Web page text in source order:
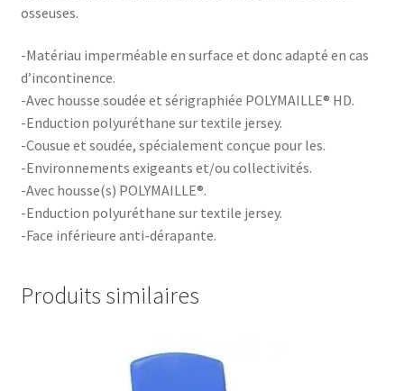
osseuses.
-Matériau imperméable en surface et donc adapté en cas
d’incontinence.
-Avec housse soudée et sérigraphiée POLYMAILLE® HD.
-Enduction polyuréthane sur textile jersey.
-Cousue et soudée, spécialement conçue pour les.
-Environnements exigeants et/ou collectivités.
-Avec housse(s) POLYMAILLE®.
-Enduction polyuréthane sur textile jersey.
-Face inférieure anti-dérapante.
Produits similaires